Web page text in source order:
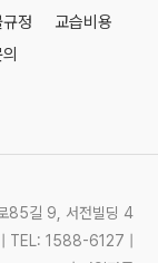
정
교습비용
85길 9, 서전빌딩 4
| TEL: 1588-6127 |